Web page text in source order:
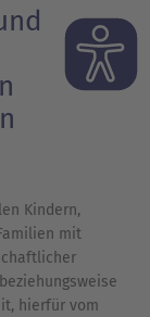
Kindern,
mit
hierfür vom